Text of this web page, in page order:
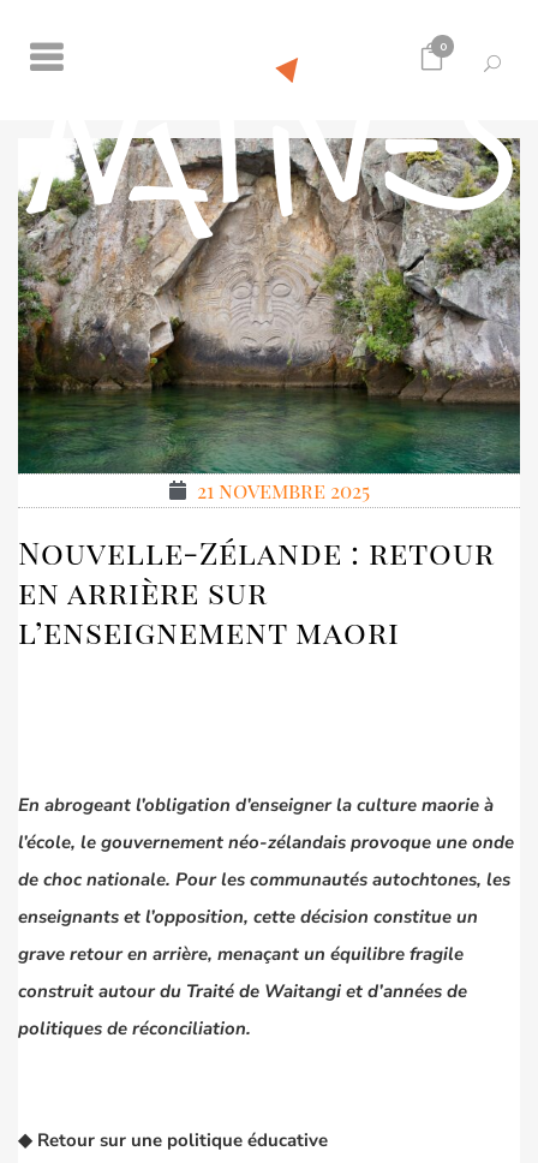
0
21 novembre 2025
Nouvelle-Zélande : retour
en arrière sur
l’enseignement maori
En abrogeant l’obligation d’enseigner la culture maorie à
l’école, le gouvernement néo-zélandais provoque une onde
de choc nationale. Pour les communautés autochtones, les
enseignants et l’opposition, cette décision constitue un
grave retour en arrière, menaçant un équilibre fragile
construit autour du Traité de Waitangi et d’années de
politiques de réconciliation.
◆ Retour sur une politique éducative